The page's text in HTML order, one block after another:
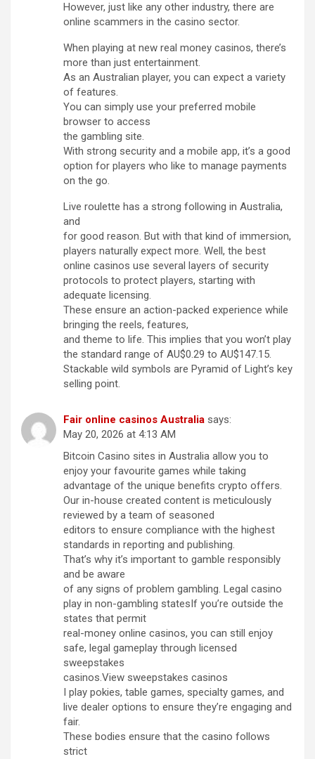
However, just like any other industry, there are
online scammers in the casino sector.
When playing at new real money casinos, there’s
more than just entertainment.
As an Australian player, you can expect a variety
of features.
You can simply use your preferred mobile
browser to access
the gambling site.
With strong security and a mobile app, it’s a good
option for players who like to manage payments
on the go.
Live roulette has a strong following in Australia,
and
for good reason. But with that kind of immersion,
players naturally expect more. Well, the best
online casinos use several layers of security
protocols to protect players, starting with
adequate licensing.
These ensure an action-packed experience while
bringing the reels, features,
and theme to life. This implies that you won’t play
the standard range of AU$0.29 to AU$147.15.
Stackable wild symbols are Pyramid of Light’s key
selling point.
Fair online casinos Australia says:
May 20, 2026 at 4:13 AM
Bitcoin Casino sites in Australia allow you to
enjoy your favourite games while taking
advantage of the unique benefits crypto offers.
Our in-house created content is meticulously
reviewed by a team of seasoned
editors to ensure compliance with the highest
standards in reporting and publishing.
That’s why it’s important to gamble responsibly
and be aware
of any signs of problem gambling. Legal casino
play in non-gambling statesIf you’re outside the
states that permit
real-money online casinos, you can still enjoy
safe, legal gameplay through licensed
sweepstakes
casinos.View sweepstakes casinos
I play pokies, table games, specialty games, and
live dealer options to ensure they’re engaging and
fair.
These bodies ensure that the casino follows
strict